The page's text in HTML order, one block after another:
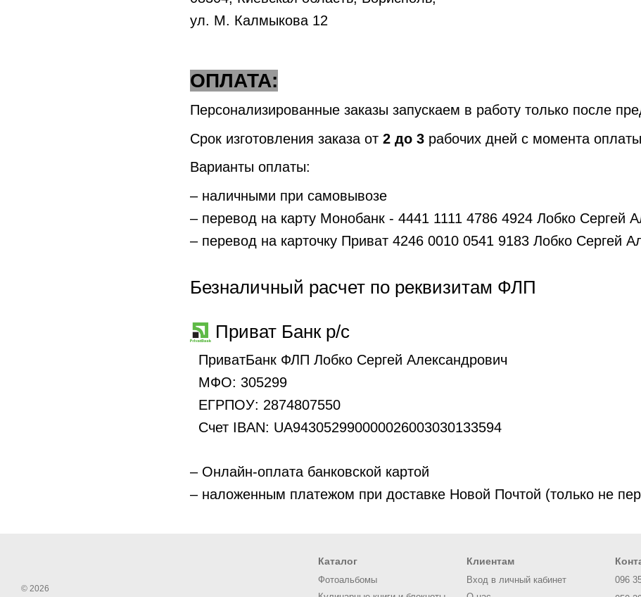
ул. М. Калмыкова 12
ОПЛАТА:
Персонализированные заказы запускаем в работу только после
Срок изготовления заказа от 2 до 3 рабочих дней с момента оплаты
Варианты оплаты:
– наличными при самовывозе
– перевод на карту Монобанк - 4441 1111 4786 4924 Лобко Сергей
– перевод на карточку Приват 4246 0010 0541 9183 Лобко Сергей
Безналичный расчет по реквизитам ФЛП
Приват Банк р/с
ПриватБанк ФЛП Лобко Сергей Александрович
МФО: 305299
ЕГРПОУ: 2874807550
Счет IBAN: UA943052990000026003030133594
– Онлайн-оплата банковской картой
– наложенным платежом при доставке Новой Почтой (только не
© 2026
Каталог
Фотоальбомы
Клиентам
Вход в личный кабинет
096